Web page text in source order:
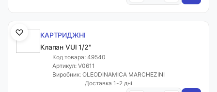
Каталог товарів
Кабінет
Закладки
КАРТРИДЖНІ
Клапан VUI 1/2"
Код товара: 49540
Артикул: V0611
Виробник: OLEODINAMICA MARCHEZINI
Доставка 1-2 дні